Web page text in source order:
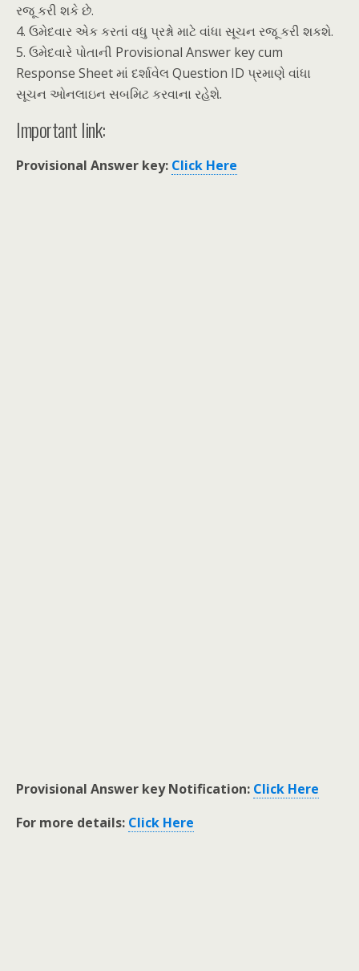
રજૂ કરી શકે છે.
4. ઉમેદવાર એક કરતાં વધુ પ્રશ્નો માટે વાંધા સૂચન રજૂ કરી શકશે.
5. ઉમેદવારે પોતાની Provisional Answer key cum
Response Sheet માં દર્શાવેલ Question ID પ્રમાણે વાંધા
સૂચન ઓનલાઇન સબમિટ કરવાના રહેશે.
Important link:
Provisional Answer key: Click Here
Provisional Answer key Notification: Click Here
For more details: Click Here